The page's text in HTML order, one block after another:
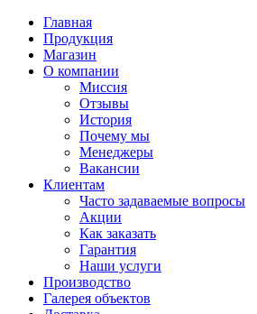
Главная
Продукция
Магазин
О компании
Миссия
Отзывы
История
Почему мы
Менеджеры
Вакансии
Клиентам
Часто задаваемые вопросы
Акции
Как заказать
Гарантия
Наши услуги
Производство
Галерея объектов